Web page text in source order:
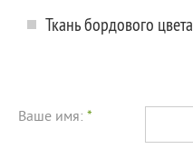
Ткань бордового цвета
Ваше имя: *